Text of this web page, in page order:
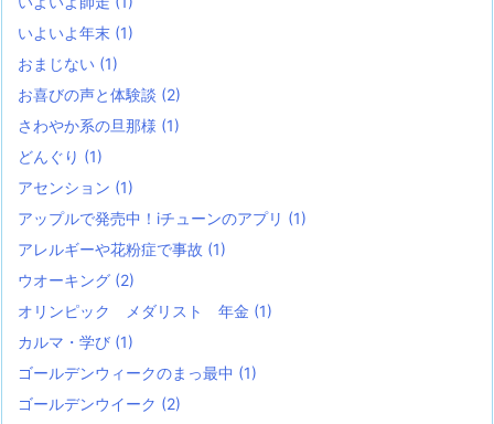
いよいよ年末 (1)
おまじない (1)
お喜びの声と体験談 (2)
さわやか系の旦那様 (1)
どんぐり (1)
アセンション (1)
アップルで発売中！iチューンのアプリ (1)
アレルギーや花粉症で事故 (1)
ウオーキング (2)
オリンピック メダリスト 年金 (1)
カルマ・学び (1)
ゴールデンウィークのまっ最中 (1)
ゴールデンウイーク (2)